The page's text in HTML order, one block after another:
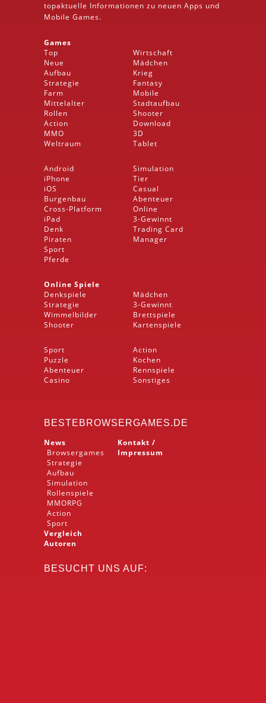
topaktuelle Informationen zu neuen Apps und
Mobile Games.
Games
Top
Neue
Aufbau
Strategie
Farm
Mittelalter
Rollen
Action
MMO
Weltraum
Wirtschaft
Mädchen
Krieg
Fantasy
Mobile
Stadtaufbau
Shooter
Download
3D
Tablet
Android
iPhone
iOS
Burgenbau
Cross-Platform
iPad
Denk
Piraten
Sport
Pferde
Simulation
Tier
Casual
Abenteuer
Online
3-Gewinnt
Trading Card
Manager
Online Spiele
Denkspiele
Strategie
Wimmelbilder
Shooter
Mädchen
3-Gewinnt
Brettspiele
Kartenspiele
Sport
Puzzle
Abenteuer
Casino
Action
Kochen
Rennspiele
Sonstiges
BESTEBROWSERGAMES.DE
News
Browsergames
Strategie
Aufbau
Simulation
Rollenspiele
MMORPG
Action
Sport
Vergleich
Autoren
Kontakt /
Impressum
BESUCHT UNS AUF: